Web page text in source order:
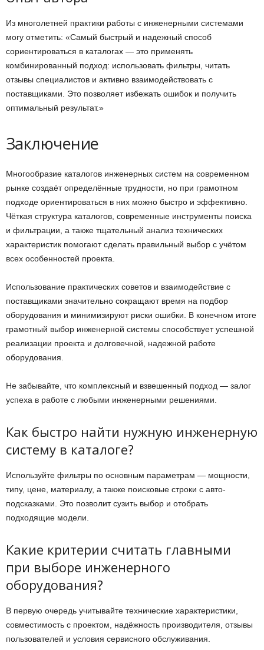
Из многолетней практики работы с инженерными системами
могу отметить: «Самый быстрый и надежный способ
сориентироваться в каталогах — это применять
комбинированный подход: использовать фильтры, читать
отзывы специалистов и активно взаимодействовать с
поставщиками. Это позволяет избежать ошибок и получить
оптимальный результат.»
Заключение
Многообразие каталогов инженерных систем на современном
рынке создаёт определённые трудности, но при грамотном
подходе ориентироваться в них можно быстро и эффективно.
Чёткая структура каталогов, современные инструменты поиска
и фильтрации, а также тщательный анализ технических
характеристик помогают сделать правильный выбор с учётом
всех особенностей проекта.
Использование практических советов и взаимодействие с
поставщиками значительно сокращают время на подбор
оборудования и минимизируют риски ошибки. В конечном итоге
грамотный выбор инженерной системы способствует успешной
реализации проекта и долговечной, надежной работе
оборудования.
Не забывайте, что комплексный и взвешенный подход — залог
успеха в работе с любыми инженерными решениями.
Как быстро найти нужную инженерную
систему в каталоге?
Используйте фильтры по основным параметрам — мощности,
типу, цене, материалу, а также поисковые строки с авто-
подсказками. Это позволит сузить выбор и отобрать
подходящие модели.
Какие критерии считать главными
при выборе инженерного
оборудования?
В первую очередь учитывайте технические характеристики,
совместимость с проектом, надёжность производителя, отзывы
пользователей и условия сервисного обслуживания.